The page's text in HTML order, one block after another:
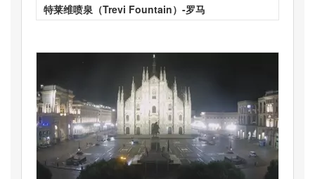
特莱维喷泉（Trevi Fountain）-罗马